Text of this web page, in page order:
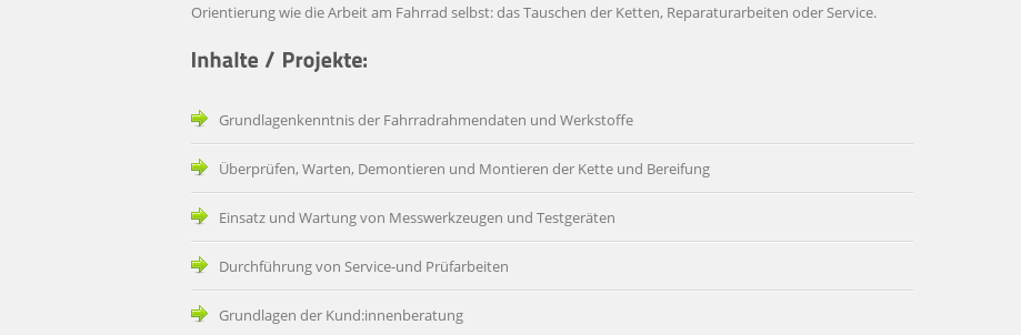
Orientierung wie die Arbeit am Fahrrad selbst: das Tauschen der Ketten, Reparaturarbeiten oder Service.
Grundlagenkenntnis der Fahrradrahmendaten und Werkstoffe
Überprüfen, Warten, Demontieren und Montieren der Kette und Bereifung
Einsatz und Wartung von Messwerkzeugen und Testgeräten
Durchführung von Service-und Prüfarbeiten
Grundlagen der Kund:innenberatung